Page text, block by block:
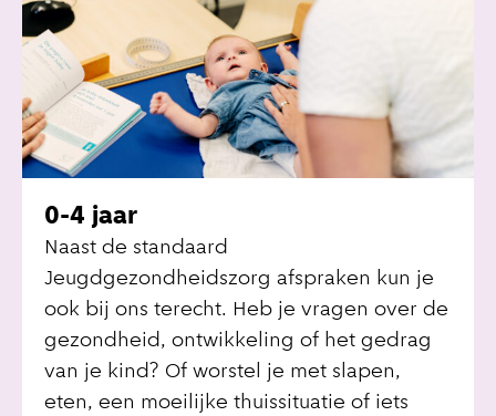
0-4 jaar
Naast de standaard
Jeugdgezondheidszorg afspraken kun je
ook bij ons terecht. Heb je vragen over de
gezondheid, ontwikkeling of het gedrag
van je kind? Of worstel je met slapen,
eten, een moeilijke thuissituatie of iets